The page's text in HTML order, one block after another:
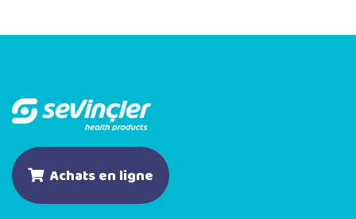
Achats en ligne